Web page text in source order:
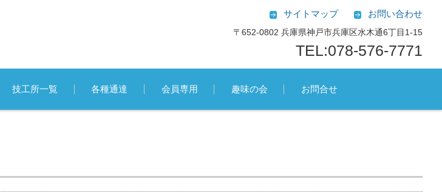
サイトマップ お問い合わせ
〒652-0802 兵庫県神戸市兵庫区水木通6丁目1-15
TEL:078-576-7771
技工所一覧 各種通達 会員専用 趣味の会 お問合せ